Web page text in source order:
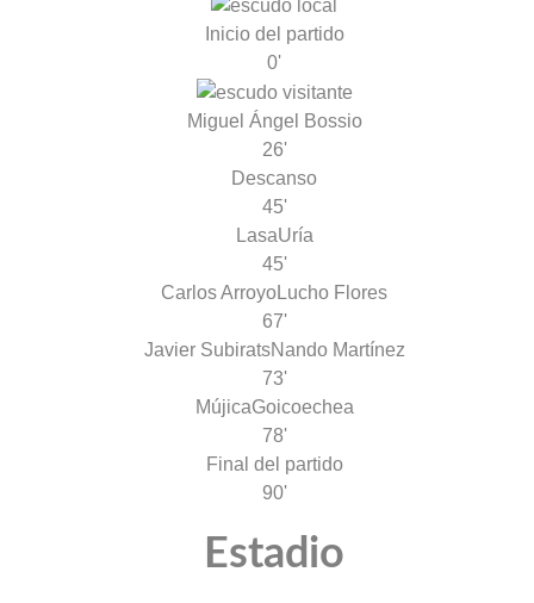
Inicio del partido
0'
Miguel Ángel Bossio
26'
Descanso
45'
LasaUría
45'
Carlos ArroyoLucho Flores
67'
Javier SubiratsNando Martínez
73'
MújicaGoicoechea
78'
Final del partido
90'
Estadio